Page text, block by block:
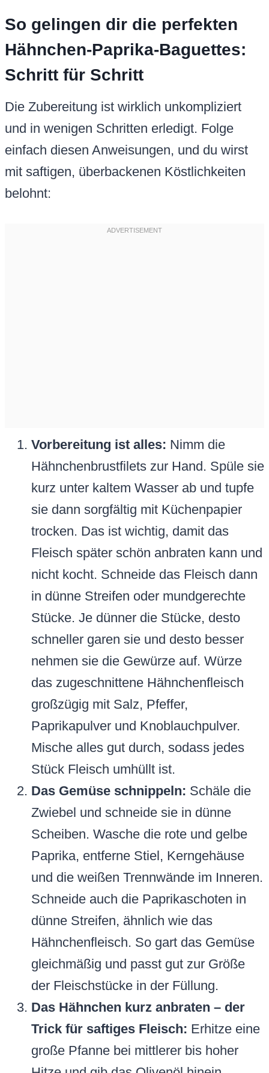
So gelingen dir die perfekten
Hähnchen-Paprika-Baguettes:
Schritt für Schritt
Die Zubereitung ist wirklich unkompliziert
und in wenigen Schritten erledigt. Folge
einfach diesen Anweisungen, und du wirst
mit saftigen, überbackenen Köstlichkeiten
belohnt:
Vorbereitung ist alles: Nimm die
Hähnchenbrustfilets zur Hand. Spüle sie
kurz unter kaltem Wasser ab und tupfe
sie dann sorgfältig mit Küchenpapier
trocken. Das ist wichtig, damit das
Fleisch später schön anbraten kann und
nicht kocht. Schneide das Fleisch dann
in dünne Streifen oder mundgerechte
Stücke. Je dünner die Stücke, desto
schneller garen sie und desto besser
nehmen sie die Gewürze auf. Würze
das zugeschnittene Hähnchenfleisch
großzügig mit Salz, Pfeffer,
Paprikapulver und Knoblauchpulver.
Mische alles gut durch, sodass jedes
Stück Fleisch umhüllt ist.
Das Gemüse schnippeln: Schäle die
Zwiebel und schneide sie in dünne
Scheiben. Wasche die rote und gelbe
Paprika, entferne Stiel, Kerngehäuse
und die weißen Trennwände im Inneren.
Schneide auch die Paprikaschoten in
dünne Streifen, ähnlich wie das
Hähnchenfleisch. So gart das Gemüse
gleichmäßig und passt gut zur Größe
der Fleischstücke in der Füllung.
Das Hähnchen kurz anbraten – der
Trick für saftiges Fleisch: Erhitze eine
große Pfanne bei mittlerer bis hoher